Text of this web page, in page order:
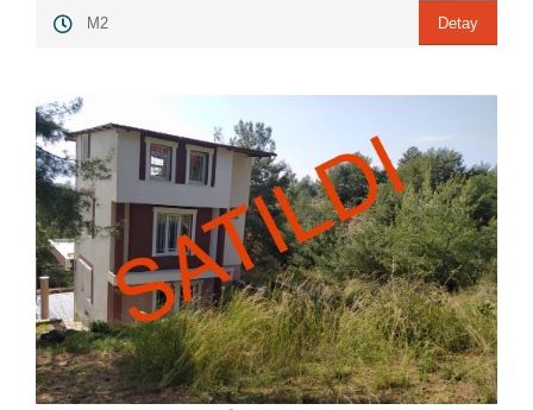
M2 Detay